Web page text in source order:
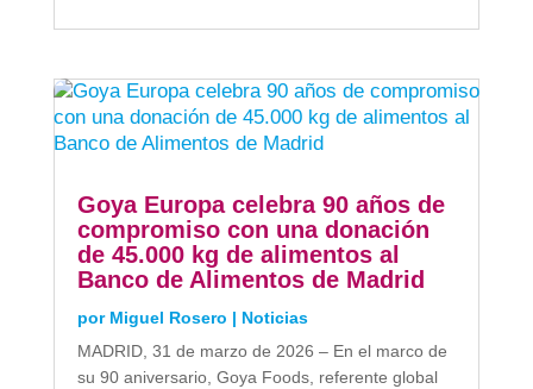
Goya Europa celebra 90 años de
compromiso con una donación
de 45.000 kg de alimentos al
Banco de Alimentos de Madrid
por Miguel Rosero | Noticias
MADRID, 31 de marzo de 2026 – En el marco de
su 90 aniversario, Goya Foods, referente global